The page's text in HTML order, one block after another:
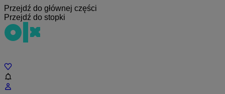
Przejdź do głównej części
Przejdź do stopki